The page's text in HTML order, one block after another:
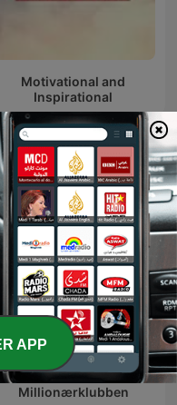
Motivational and
Inspirational
Économie et
Millionærklubben
APP